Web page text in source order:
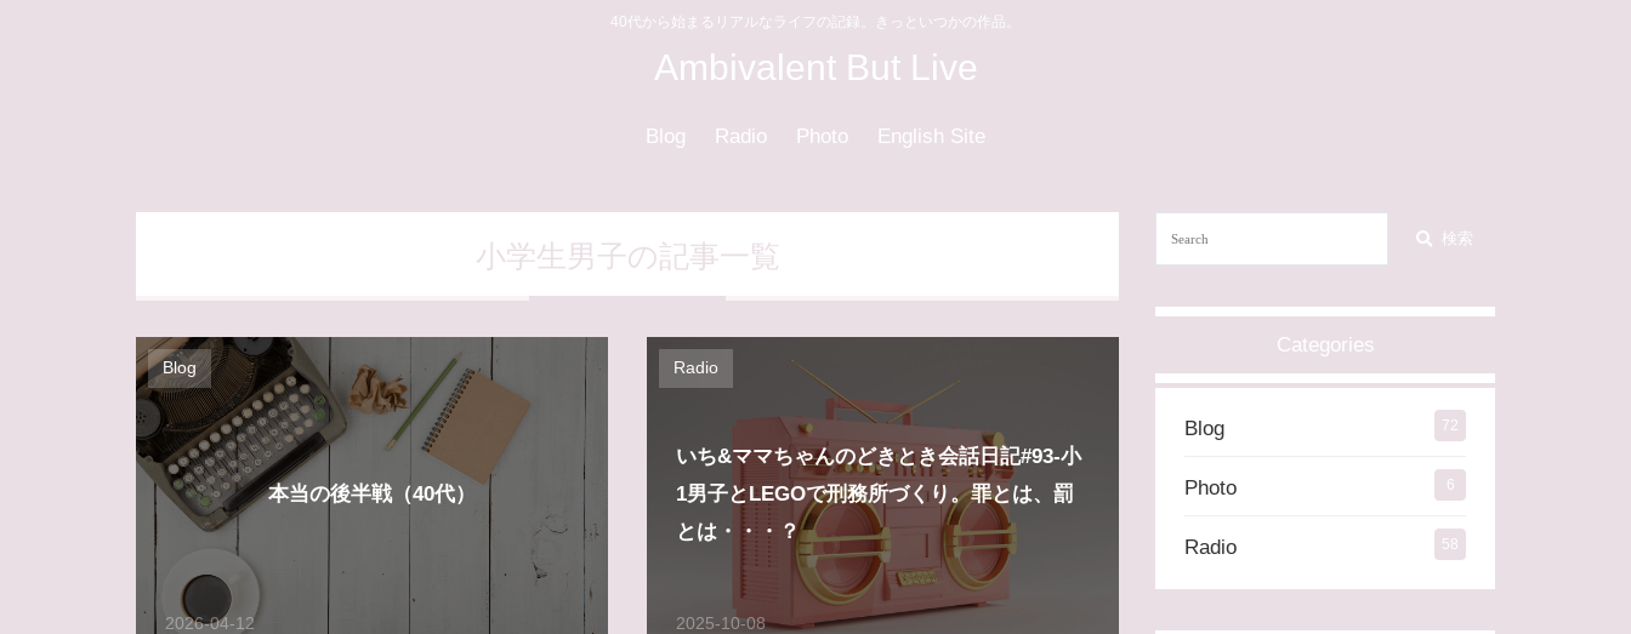
40代から始まるリアルなライフの記録。きっといつかの作品。
Ambivalent But Live
Blog Radio Photo English Site
小学生男子の記事一覧
Blog
2026-04-12
本当の後半戦（40代）
Radio
2025-10-08
いち&ママちゃんのどきとき会話日記#93-小
1男子とLEGOで刑務所づくり。罪とは、罰
とは・・・？
検索
Categories
Blog 72
Photo 6
Radio 58